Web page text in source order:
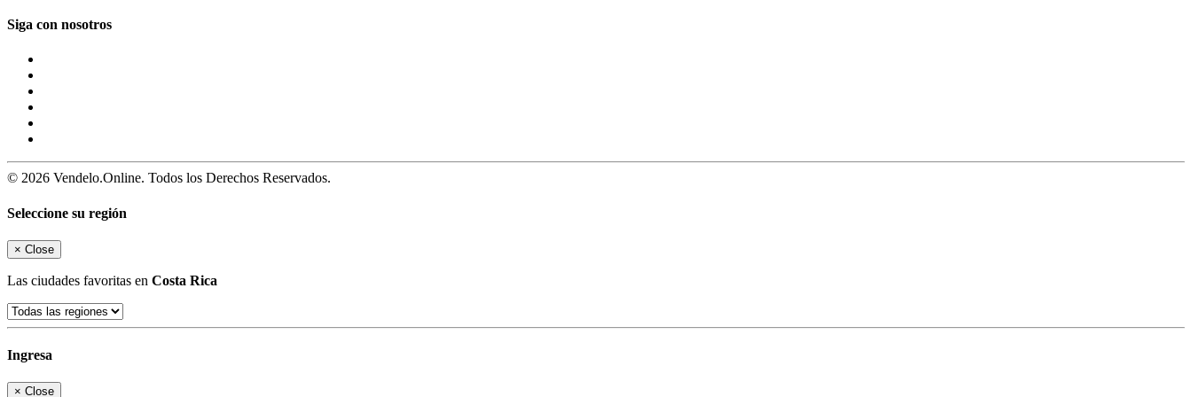
Siga con nosotros
© 2026 Vendelo.Online. Todos los Derechos Reservados.
Seleccione su región
× Close
Las ciudades favoritas en Costa Rica
Ingresa
× Close